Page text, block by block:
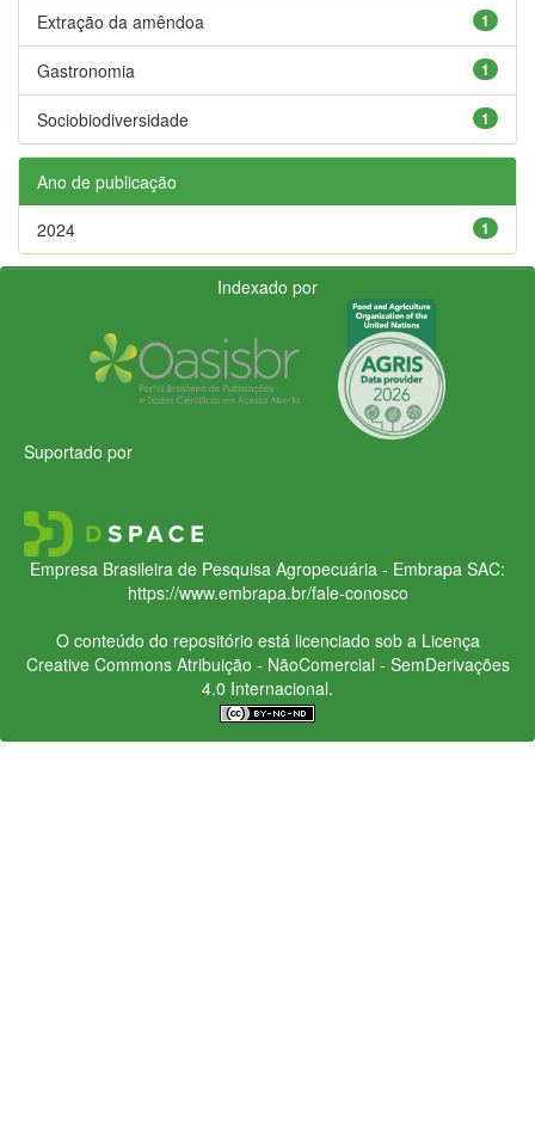
1
Extração da amêndoa
1
Gastronomia
1
Sociobiodiversidade
Ano de publicação
1
2024
Indexado por
Suportado por
Empresa Brasileira de Pesquisa Agropecuária - Embrapa SAC:
https://www.embrapa.br/fale-conosco
O conteúdo do repositório está licenciado sob a Licença
Creative CommonsAtribuição - NãoComercial - SemDerivações
4.0 Internacional.